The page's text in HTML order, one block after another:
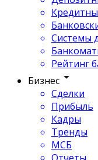
Системы
Рейтинг
Бизнес
Сделки
Прибыль
Кадры
Тренды
МСБ